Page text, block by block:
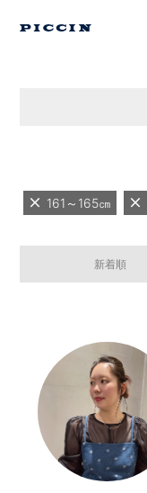
161～165㎝
新着順